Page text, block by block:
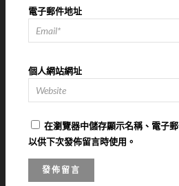
電子郵件地址
個人網站網址
在瀏覽器中儲存顯示名稱、電子
以供下次發佈留言時使用。